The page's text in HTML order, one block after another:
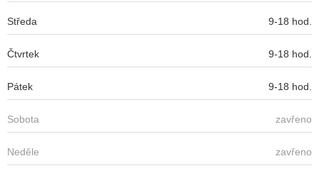
Středa 9-18 hod.
Čtvrtek 9-18 hod.
Pátek 9-18 hod.
Sobota zavřeno
Neděle zavřeno